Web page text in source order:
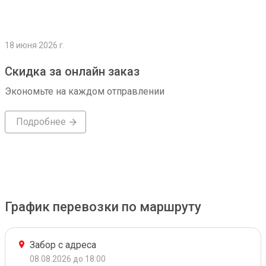
18 июня 2026 г.
Скидка за онлайн заказ
Экономьте на каждом отправлении
Подробнее
График перевозки по маршруту
Забор с адреса
08.08.2026 до 18:00